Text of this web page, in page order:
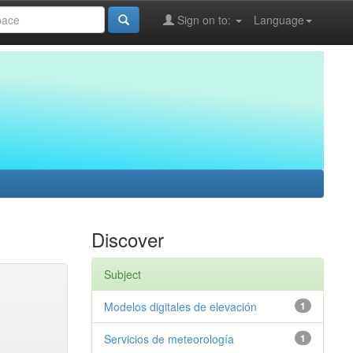
Language
Sign on to:
Discover
Subject
1
Modelos digitales de elevación
1
Servicios de meteorología